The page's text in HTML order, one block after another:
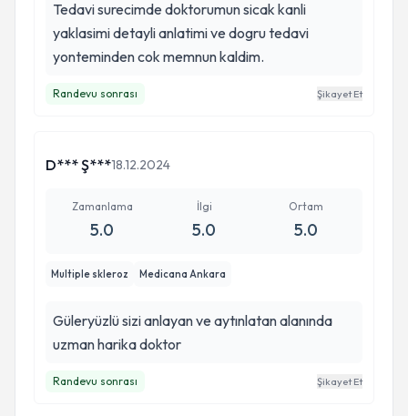
Tedavi surecimde doktorumun sicak kanli
yaklasimi detayli anlatimi ve dogru tedavi
yonteminden cok memnun kaldim.
Randevu sonrası Şikayet Et
D*** Ş***18.12.2024
Zamanlama
5.0
İlgi
5.0
Ortam
5.0
Multiple skleroz Medicana Ankara
Güleryüzlü sizi anlayan ve aytınlatan alanında
uzman harika doktor
Randevu sonrası Şikayet Et